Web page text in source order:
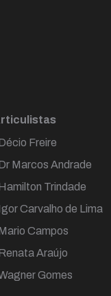
Freire
Marcos Andrade
Trindade
Carvalho de Lima
Campos
Araújo
Gomes
news